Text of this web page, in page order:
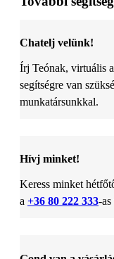
Chatelj velünk!
Írj Teónak, virtuális
segítségre van
munkatársunkkal.
Hívj minket!
Keress minket
a +36 80 222 333-as